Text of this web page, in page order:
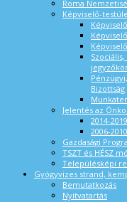
Roma
Képviselő-
Bizottság
Jelentés az
2014-
2006-
Gazdasági
TSZT és HÉSZ
Településképi
Gyógyvizes strand,
Bemutatkozás
Nyitvatartás